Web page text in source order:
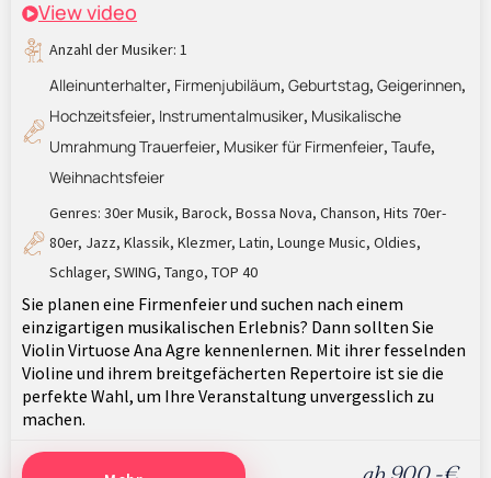
View video
Anzahl der Musiker: 1
Alleinunterhalter, Firmenjubiläum, Geburtstag, Geigerinnen,
Hochzeitsfeier, Instrumentalmusiker, Musikalische
Umrahmung Trauerfeier, Musiker für Firmenfeier, Taufe,
Weihnachtsfeier
Genres: 30er Musik, Barock, Bossa Nova, Chanson, Hits 70er-
80er, Jazz, Klassik, Klezmer, Latin, Lounge Music, Oldies,
Schlager, SWING, Tango, TOP 40
Sie planen eine Firmenfeier und suchen nach einem
einzigartigen musikalischen Erlebnis? Dann sollten Sie
Violin Virtuose Ana Agre kennenlernen. Mit ihrer fesselnden
Violine und ihrem breitgefächerten Repertoire ist sie die
perfekte Wahl, um Ihre Veranstaltung unvergesslich zu
machen.